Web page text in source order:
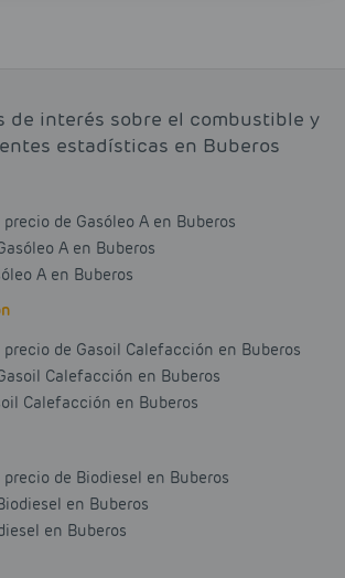
de interés sobre el combustible y
estadísticas en Buberos
de Gasóleo A en Buberos
A en Buberos
A en Buberos
de Gasoil Calefacción en Buberos
Calefacción en Buberos
Calefacción en Buberos
de Biodiesel en Buberos
en Buberos
en Buberos